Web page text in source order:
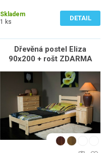
Skladem
1 ks
DETAIL
Dřevěná postel Eliza
90x200 + rošt ZDARMA